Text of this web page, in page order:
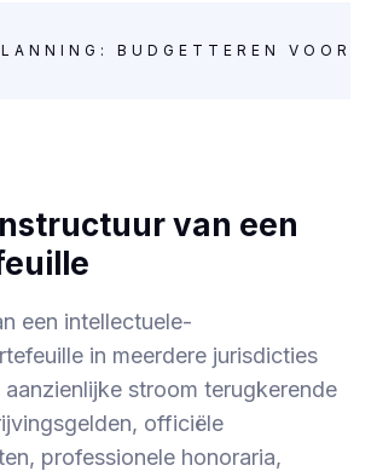
BUDGETTEREN VOOR
van een
een intellectuele-
in meerdere jurisdicties
aanzienlijke stroom terugkerende
officiële
professionele honoraria,